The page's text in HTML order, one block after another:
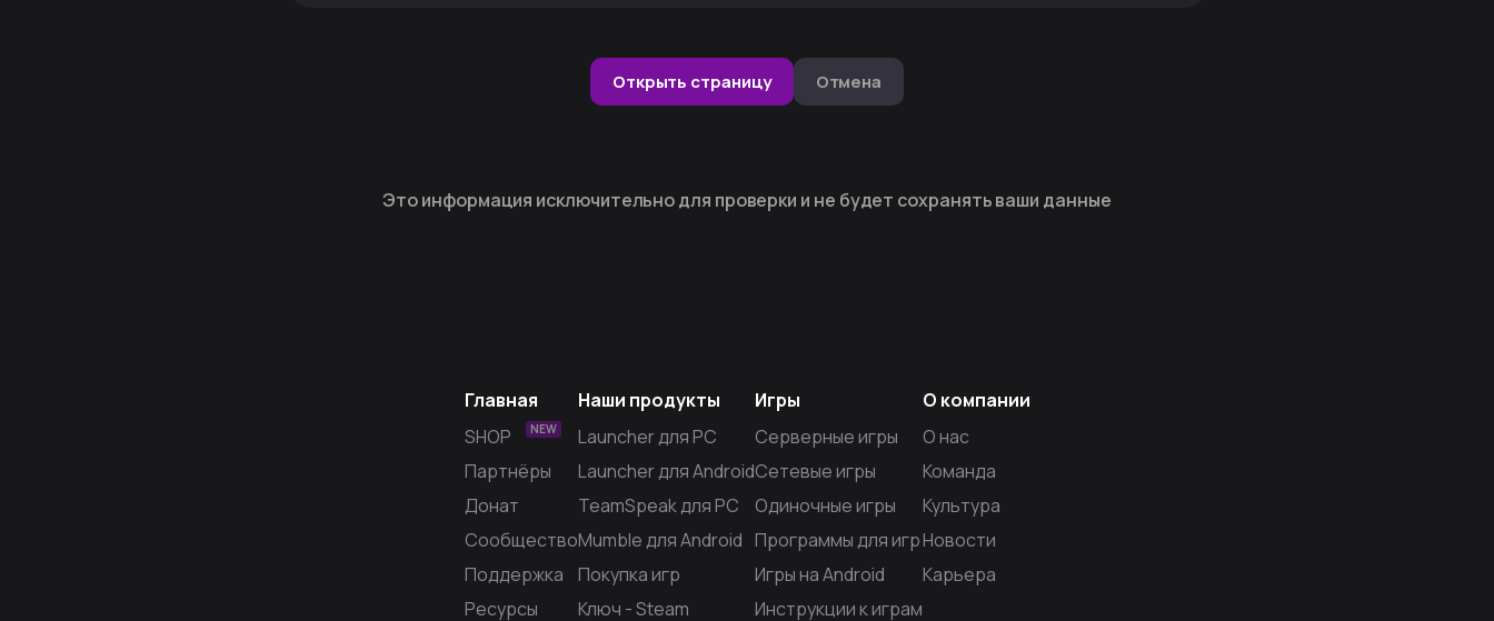
Открыть страницу Отмена
Это информация исключительно для проверки и не будет сохранять ваши данные
Главная
SHOP
NEW
Партнёры
Донат
Сообщество
Поддержка
Ресурсы
Наши продукты
Launcher для PC
Launcher для Android
TeamSpeak для PC
Mumble для Android
Покупка игр
Ключ - Steam
Игры
Серверные игры
Сетевые игры
Одиночные игры
Программы для игр
Игры на Android
Инструкции к играм
О компании
О нас
Команда
Культура
Новости
Карьера